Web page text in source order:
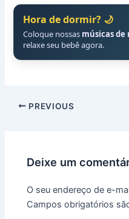
Hora de dormir? 🌙
Coloque nossas músicas
relaxe seu bebê agora.
PREVIOUS
Deixe um
O seu endereço de e-
Campos obrigatórios